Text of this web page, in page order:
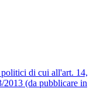
di cui all'art. 14,
2013 (da pubblicare in